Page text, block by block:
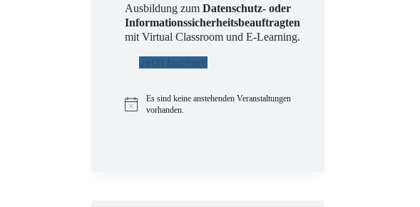
Ausbildung zumDatenschutz- oder
Informationssicherheitsbeauftragten
mit Virtual Classroom und E-Learning.
Jetzt buchen!
H
Es sind keine anstehenden Veranstaltungen
vorhanden.